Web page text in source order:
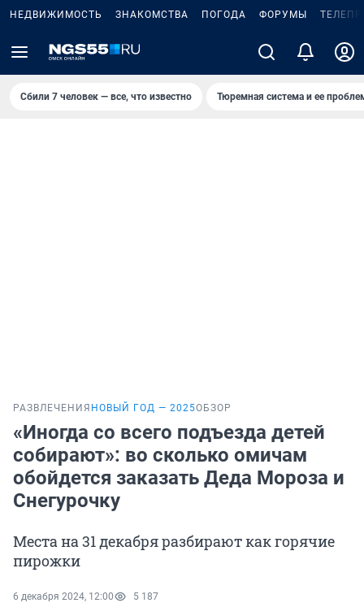
НЕДВИЖИМОСТЬ ЗНАКОМСТВА ПОГОДА ФОРУМЫ
Сбили 7 человек — все, что известно Тюремная система и ее
РАЗВЛЕЧЕНИЯ НОВЫЙ ГОД — 2025ОБЗОР
«Иногда со всего подъезда детей
собирают»: во сколько омичам
обойдется заказать Деда Мороза и
Снегурочку
Места на 31 декабря разбирают как горячие
пирожки
6 декабря 2024, 12:00 5 187